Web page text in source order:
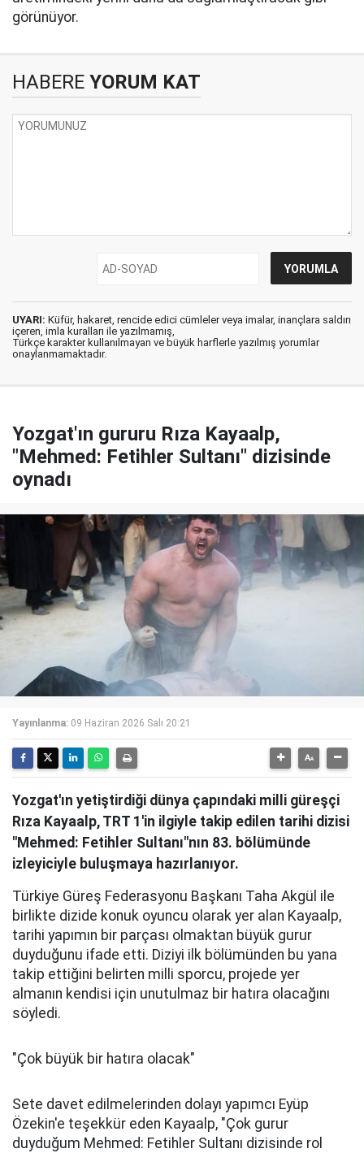
görünüyor.
HABERE YORUM KAT
UYARI: Küfür, hakaret, rencide edici cümleler veya imalar, inançlara saldırı
içeren, imla kuralları ile yazılmamış,
Türkçe karakter kullanılmayan ve büyük harflerle yazılmış yorumlar
onaylanmamaktadır.
Yozgat'ın gururu Rıza Kayaalp,
"Mehmed: Fetihler Sultanı" dizisinde
oynadı
Yayınlanma: 09 Haziran 2026 Salı 20:21
Yozgat'ın yetiştirdiği dünya çapındaki milli güreşçi
Rıza Kayaalp, TRT 1'in ilgiyle takip edilen tarihi dizisi
"Mehmed: Fetihler Sultanı"nın 83. bölümünde
izleyiciyle buluşmaya hazırlanıyor.
Türkiye Güreş Federasyonu Başkanı Taha Akgül ile
birlikte dizide konuk oyuncu olarak yer alan Kayaalp,
tarihi yapımın bir parçası olmaktan büyük gurur
duyduğunu ifade etti. Diziyi ilk bölümünden bu yana
takip ettiğini belirten milli sporcu, projede yer
almanın kendisi için unutulmaz bir hatıra olacağını
söyledi.
"Çok büyük bir hatıra olacak"
Sete davet edilmelerinden dolayı yapımcı Eyüp
Özekin'e teşekkür eden Kayaalp, "Çok gurur
duyduğum Mehmed: Fetihler Sultanı dizisinde rol